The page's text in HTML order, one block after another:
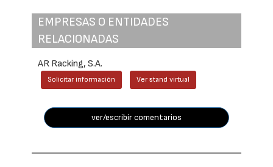
EMPRESAS O ENTIDADES
RELACIONADAS
AR Racking, S.A.
Solicitar información Ver stand virtual
ver/escribir comentarios